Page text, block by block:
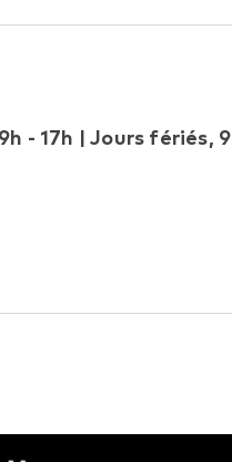
- 17h | Jours fériés,